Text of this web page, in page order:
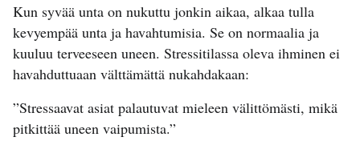
Kun syvää unta on nukuttu jonkin aikaa, alkaa tulla
kevyempää unta ja havahtumisia. Se on normaalia ja
kuuluu terveeseen uneen. Stressitilassa oleva ihminen ei
havahduttuaan välttämättä nukahdakaan:
”Stressaavat asiat palautuvat mieleen välittömästi, mikä
pitkittää uneen vaipumista.”